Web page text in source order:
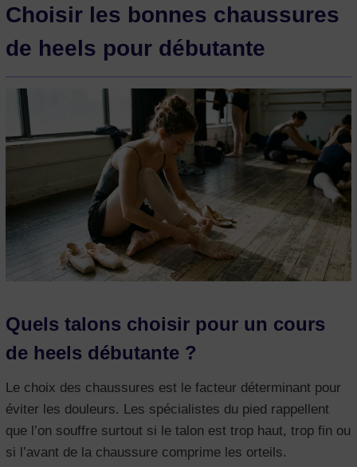
Choisir les bonnes chaussures
de heels pour débutante
Quels talons choisir pour un cours
de heels débutante ?
Le choix des chaussures est le facteur déterminant pour
éviter les douleurs. Les spécialistes du pied rappellent
que l’on souffre surtout si le talon est trop haut, trop fin ou
si l’avant de la chaussure comprime les orteils.